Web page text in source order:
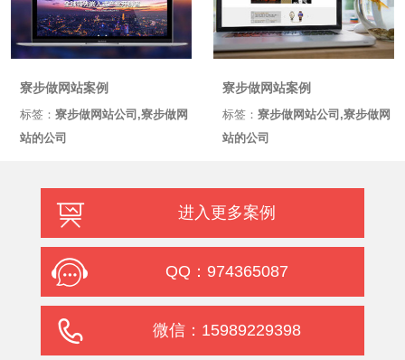
寮步做网站案例
标签： 寮步做网站公司,寮步做网
站的公司
寮步做网站案例
标签： 寮步做网站公司,寮步做网
站的公司
进入更多案例
QQ：974365087
微信：15989229398